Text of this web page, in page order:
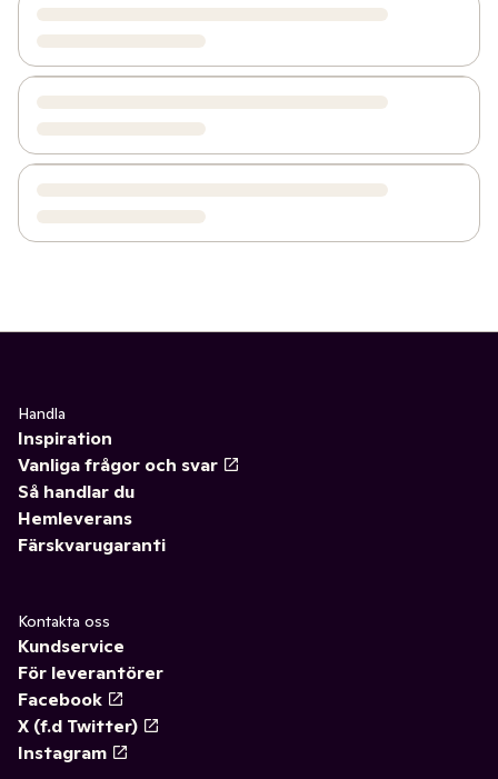
Handla
Inspiration
Vanliga frågor och svar
Så handlar du
Hemleverans
Färskvarugaranti
Kontakta oss
Kundservice
För leverantörer
Facebook
X (f.d Twitter)
Instagram